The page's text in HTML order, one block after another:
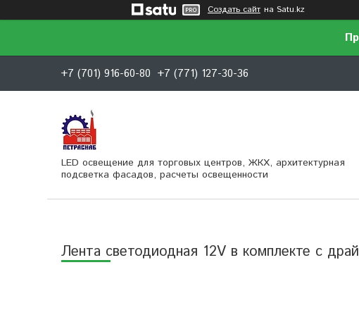
Создать сайт на Satu.kz
+7 (701) 916-60-80 +7 (771) 127-30-36
LED освещение для торговых центров, ЖКХ, архитектурная
подсветка фасадов, расчеты освещенности
Лента светодиодная 12V в комплекте с